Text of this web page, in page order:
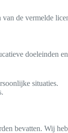
de vermelde
doeleinden
situaties.
bevatten. Wij